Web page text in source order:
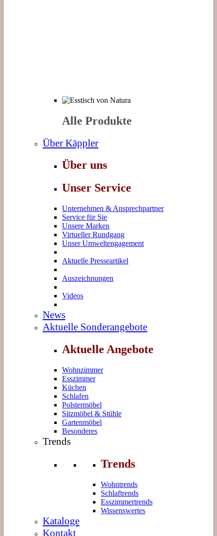
Alle Produkte
Über Käppler
Über uns
Unser Service
Unternehmen & Ansprechpartner
Service für Sie
Unsere Marken
Virtueller Rundgang
Unser Umweltengagement
Aktuelle Presseartikel
Auszeichnungen
Videos
News
Aktuelle Sonderangebote
Aktuelle Angebote
Wohnzimmer
Esszimmer
Küchen
Schlafen
Polstermöbel
Sitzmöbel & Stühle
Gartenmöbel
Besonderes
Trends
Trends
Wohntrends
Schlaftrends
Esszimmertrends
Wissenswertes
Kataloge
Kontakt